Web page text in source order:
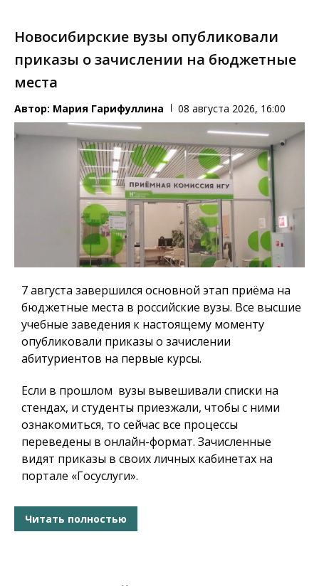
Новосибирские вузы опубликовали
приказы о зачислении на бюджетные
места
Автор: Мария Гарифуллина 08 августа 2026, 16:00
7 августа завершился основной этап приёма на
бюджетные места в российские вузы. Все высшие
учебные заведения к настоящему моменту
опубликовали приказы о зачислении
абитуриентов на первые курсы.
Если в прошлом вузы вывешивали списки на
стендах, и студенты приезжали, чтобы с ними
ознакомиться, то сейчас все процессы
переведены в онлайн-формат. Зачисленные
видят приказы в своих личных кабинетах на
портале «Госуслуги».
Читать полностью